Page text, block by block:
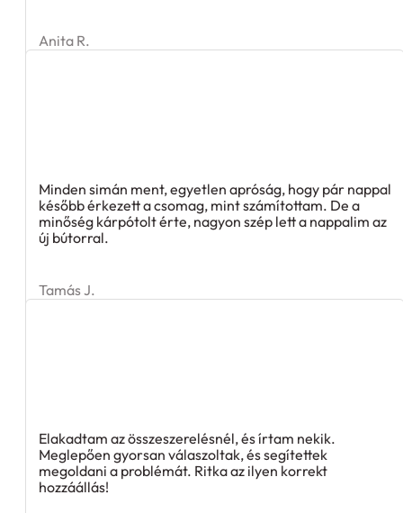
Anita R.
Minden simán ment, egyetlen apróság, hogy pár nappal
később érkezett a csomag, mint számítottam. De a
minőség kárpótolt érte, nagyon szép lett a nappalim az
új bútorral.
Tamás J.
Elakadtam az összeszerelésnél, és írtam nekik.
Meglepően gyorsan válaszoltak, és segítettek
megoldani a problémát. Ritka az ilyen korrekt
hozzáállás!